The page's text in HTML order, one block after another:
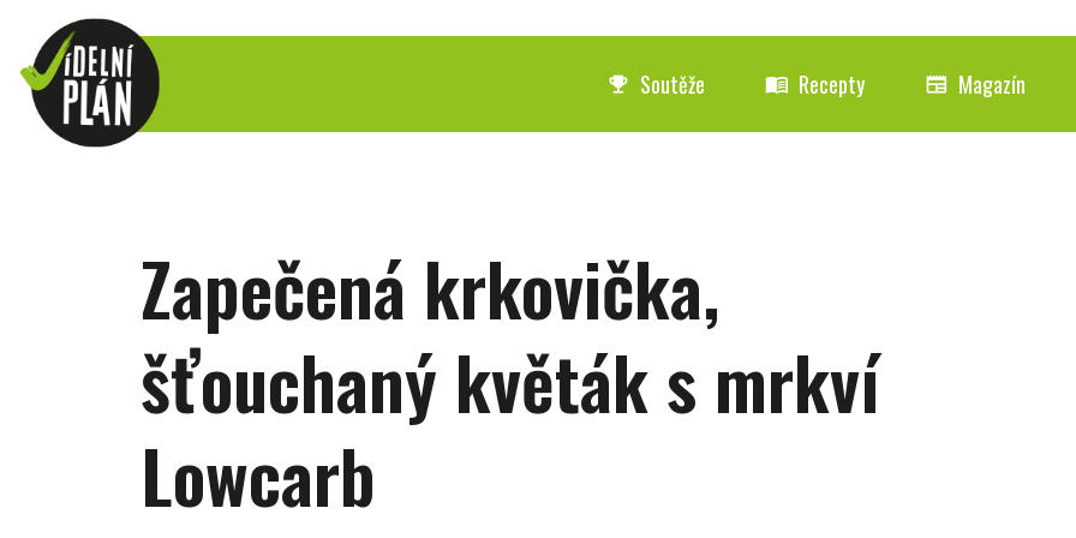
emoji_events Soutěže menu_book Recepty newspaper Magazín
Zapečená krkovička,
šťouchaný květák s mrkví
Lowcarb